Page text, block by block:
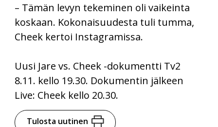
– Tämän levyn tekeminen oli vaikeinta
koskaan. Kokonaisuudesta tuli tumma,
Cheek kertoi Instagramissa.
Uusi Jare vs. Cheek -dokumentti Tv2
8.11. kello 19.30. Dokumentin jälkeen
Live: Cheek kello 20.30.
Tulosta uutinen